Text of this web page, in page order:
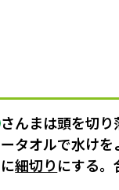
さんまは頭を切
ータオルで水け
に細切りにする。